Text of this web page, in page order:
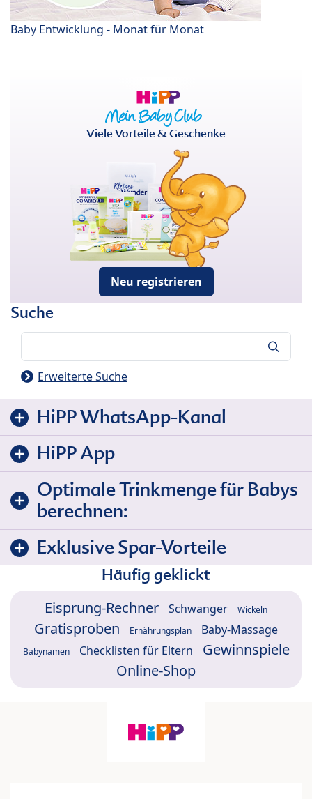
Baby Entwicklung - Monat für Monat
Viele Vorteile & Geschenke
Neu registrieren
Suche
Erweiterte Suche
HiPP WhatsApp-Kanal
HiPP App
Optimale Trinkmenge für Babys
berechnen:
Exklusive Spar-Vorteile
Häufig geklickt
Eisprung-Rechner Schwanger Wickeln
Gratisproben Ernährungsplan Baby-Massage
Babynamen Checklisten für Eltern
Gewinnspiele
Online-Shop